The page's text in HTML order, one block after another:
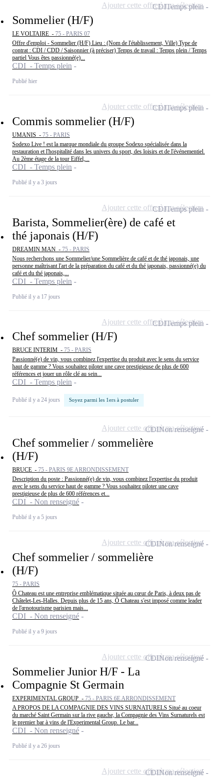
Sommelier (H/F)
LE VOLTAIRE - 75 - PARIS 07
Offre d'emploi - Sommelier (H/F) Lieu : (Nom de l'établissement, Ville) Type de
contrat : CDI / CDD / Saisonnier (à préciser) Temps de travail : Temps plein / Temps
partiel Vous êtes passionné(e)...
CDI - Temps plein
Publié hier
CDITemps plein
Ajouter cette offre à ma sélection
Commis sommelier (H/F)
UMANIS - 75 - PARIS
Sodexo Live ! est la marque mondiale du groupe Sodexo spécialisée dans la
restauration et l'hospitalité dans les univers du sport, des loisirs et de l'événementiel.
Au 2ème étage de la tour Eiffel,...
CDI - Temps plein
Publié il y a 3 jours
CDITemps plein
Ajouter cette offre à ma sélection
Barista, Sommelier(ère) de café et
thé japonais (H/F)
DREAMIN MAN - 75 - PARIS
Nous recherchons une Sommelier/une Sommelière de café et de thé japonais, une
personne maîtrisant l'art de la préparation du café et du thé japonais, passionné(e) du
café et du thé japonais,...
CDI - Temps plein
Publié il y a 17 jours
CDITemps plein
Ajouter cette offre à ma sélection
Chef sommelier (H/F)
BRUCE INTERIM - 75 - PARIS
Passionné(e) de vin, vous combinez l'expertise du produit avec le sens du service
haut de gamme ? Vous souhaitez piloter une cave prestigieuse de plus de 600
références et jouer un rôle clé au sein...
CDI - Temps plein
Publié il y a 24 jours Soyez parmi les 1ers à postuler
CDITemps plein
Ajouter cette offre à ma sélection
Chef sommelier / sommelière
(H/F)
BRUCE - 75 - PARIS 9E ARRONDISSEMENT
Description du poste : Passionné(e) de vin, vous combinez l'expertise du produit
avec le sens du service haut de gamme ? Vous souhaitez piloter une cave
prestigieuse de plus de 600 références et...
CDI - Non renseigné
Publié il y a 5 jours
CDINon renseigné
Ajouter cette offre à ma sélection
Chef sommelier / sommelière
(H/F)
75 - PARIS
Ô Chateau est une entreprise emblématique située au cœur de Paris, à deux pas de
Châtelet-Les-Halles. Depuis plus de 15 ans, Ô Chateau s'est imposé comme leader
de l'œnotourisme parisien mais...
CDI - Non renseigné
Publié il y a 9 jours
CDINon renseigné
Ajouter cette offre à ma sélection
Sommelier Junior H/F - La
Compagnie St Germain
EXPERIMENTAL GROUP - 75 - PARIS 6E ARRONDISSEMENT
A PROPOS DE LA COMPAGNIE DES VINS SURNATURELS Situé au coeur
du marché Saint Germain sur la rive gauche, la Compagnie des Vins Surnaturels est
le premier bar à vins de l'Experimental Group. Le bar...
CDI - Non renseigné
Publié il y a 26 jours
CDINon renseigné
Ajouter cette offre à ma sélection
CDINon renseigné
Ajouter cette offre à ma sélection